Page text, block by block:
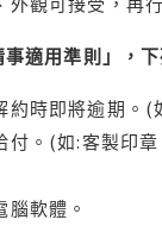
適用準則」，
約時即將逾期。
付。(如:客製印
軟體。